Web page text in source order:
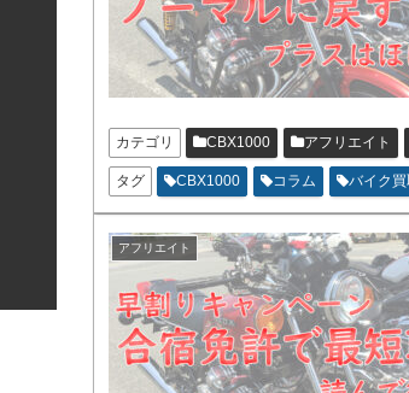
カテゴリ
CBX1000 アフリエイト
タグ CBX1000 コラム バイク買
アフリエイト